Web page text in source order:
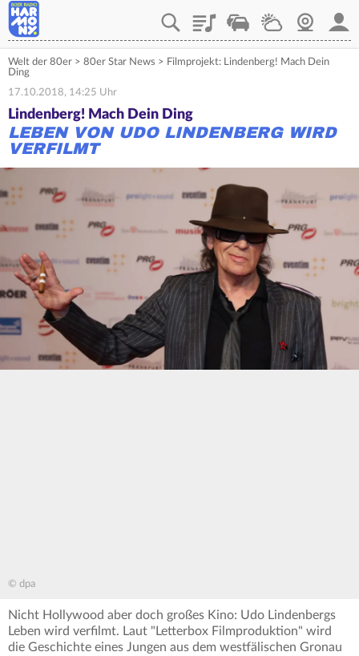
PlaylistVerkehrWetterWebcam
Welt der 80er > 80er Star News > Filmprojekt: Lindenberg! Mach Dein
Ding
17.10.2018, 14:25 Uhr
Lindenberg! Mach Dein Ding
LEBEN VON UDO LINDENBERG WIRD
VERFILMT
© dpa
Nicht Hollywood aber doch großes Kino: Udo Lindenbergs
Leben wird verfilmt. Laut "Letterbox Filmproduktion" wird
die Geschichte eines Jungen aus dem westfälischen Gronau